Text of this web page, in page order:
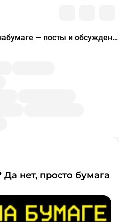
#нефтьподешевеланабумаге — посты и обсуждения